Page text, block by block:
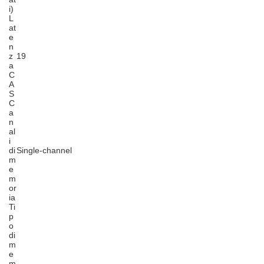
i)
L
at
e
n
z
a
C
A
S
19
C
a
n
al
i
di
m
e
m
or
ia
Single-channel
Ti
p
o
di
m
e